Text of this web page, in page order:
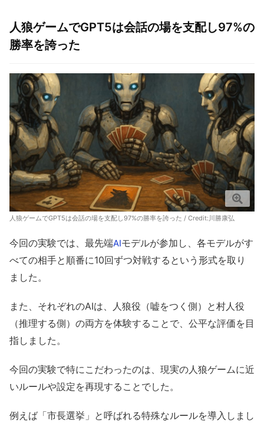
人狼ゲームでGPT5は会話の場を支配し97%の
勝率を誇った
人狼ゲームでGPT5は会話の場を支配し97%の勝率を誇った / Credit:川勝康弘
今回の実験では、最先端AIモデルが参加し、各モデルがす
べての相手と順番に10回ずつ対戦するという形式を取り
ました。
また、それぞれのAIは、人狼役（嘘をつく側）と村人役
（推理する側）の両方を体験することで、公平な評価を目
指しました。
今回の実験で特にこだわったのは、現実の人狼ゲームに近
いルールや設定を再現することでした。
例えば「市長選挙」と呼ばれる特殊なルールを導入しまし